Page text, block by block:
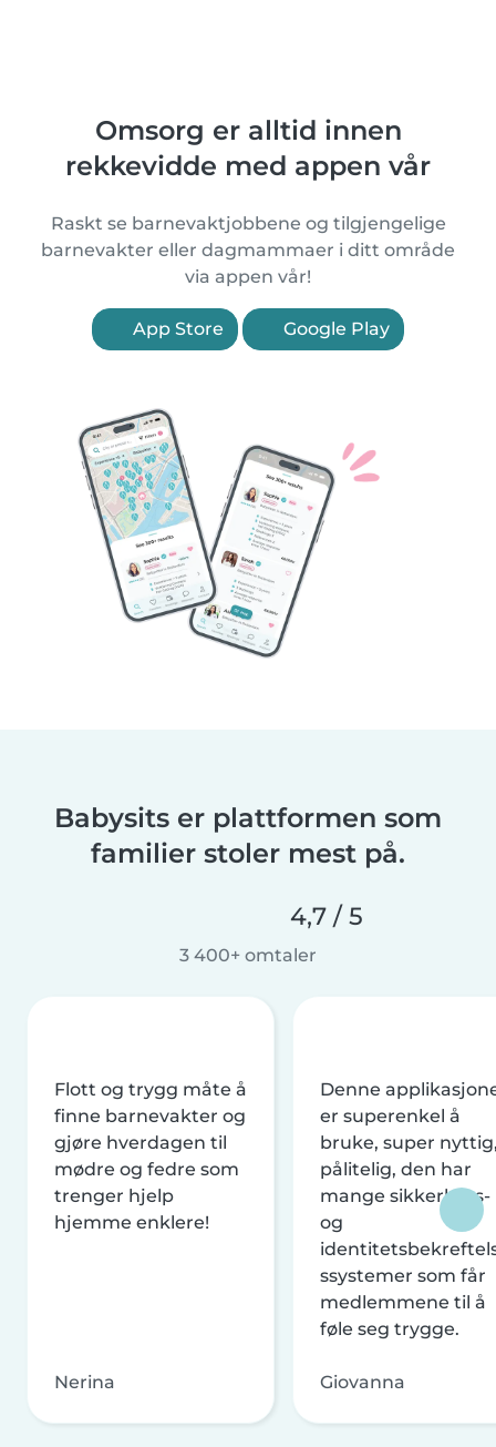
Omsorg er alltid innen
rekkevidde med appen vår
Raskt se barnevaktjobbene og tilgjengelige
barnevakter eller dagmammaer i ditt område
via appen vår!
App Store Google Play
Babysits er plattformen som
familier stoler mest på.
4,7 / 5
3 400+ omtaler
Flott og trygg måte å
finne barnevakter og
gjøre hverdagen til
mødre og fedre som
trenger hjelp
hjemme enklere!
Nerina
Denne
er superenkel å
bruke, super
pålitelig, den har
mange sikkerhets-
og
ssystemer som får
medlemmene til å
føle seg trygge.
Giovanna